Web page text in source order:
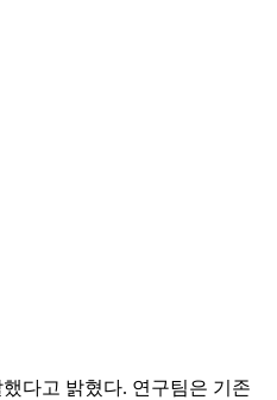
다고 밝혔다. 연구팀은 기존